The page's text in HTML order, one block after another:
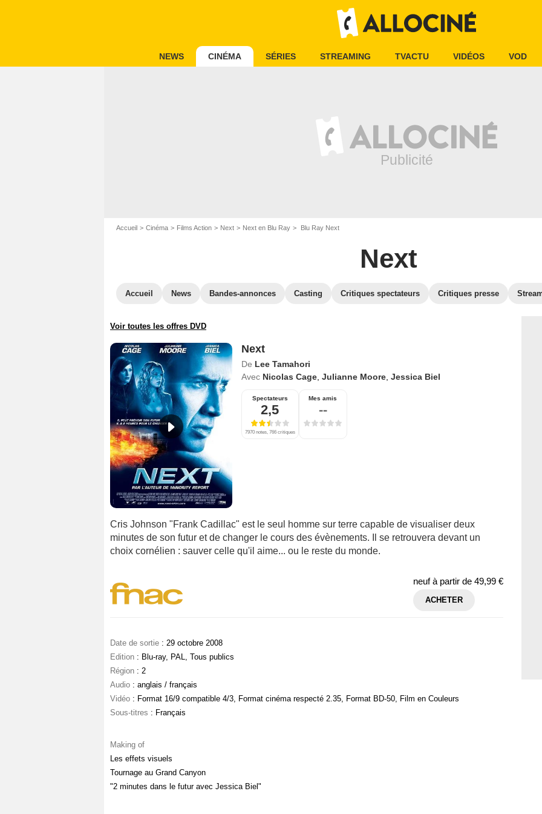
NEWS CINÉMA SÉRIES STREAMING TVACTU VIDÉOS VOD
Accueil Cinéma Films Action Next Next en Blu Ray Blu Ray Next
Next
Accueil News Bandes-annonces Casting Critiques spectateurs Critiques presse
Voir toutes les offres DVD
Next
De Lee Tamahori
Avec Nicolas Cage, Julianne Moore, Jessica Biel
Spectateurs
2,5
7970 notes, 766 critiques
Mes amis
--
Cris Johnson "Frank Cadillac" est le seul homme sur terre capable de visualiser deux
minutes de son futur et de changer le cours des évènements. Il se retrouvera devant un
choix cornélien : sauver celle qu'il aime... ou le reste du monde.
neuf à partir de 49,99 €
ACHETER
Date de sortie : 29 octobre 2008
Edition : Blu-ray, PAL, Tous publics
Région : 2
Audio : anglais / français
Vidéo : Format 16/9 compatible 4/3, Format cinéma respecté 2.35, Format BD-50, Film en Couleurs
Sous-titres : Français
Making of
Les effets visuels
Tournage au Grand Canyon
"2 minutes dans le futur avec Jessica Biel"